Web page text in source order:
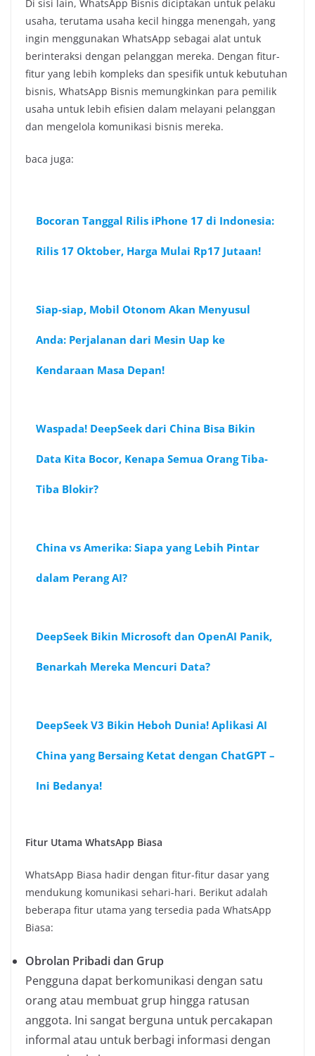
Di sisi lain, WhatsApp Bisnis diciptakan untuk pelaku
usaha, terutama usaha kecil hingga menengah, yang
ingin menggunakan WhatsApp sebagai alat untuk
berinteraksi dengan pelanggan mereka. Dengan fitur-
fitur yang lebih kompleks dan spesifik untuk kebutuhan
bisnis, WhatsApp Bisnis memungkinkan para pemilik
usaha untuk lebih efisien dalam melayani pelanggan
dan mengelola komunikasi bisnis mereka.
baca juga:
Bocoran Tanggal Rilis iPhone 17 di Indonesia:
Rilis 17 Oktober, Harga Mulai Rp17 Jutaan!
Siap-siap, Mobil Otonom Akan Menyusul
Anda: Perjalanan dari Mesin Uap ke
Kendaraan Masa Depan!
Waspada! DeepSeek dari China Bisa Bikin
Data Kita Bocor, Kenapa Semua Orang Tiba-
Tiba Blokir?
China vs Amerika: Siapa yang Lebih Pintar
dalam Perang AI?
DeepSeek Bikin Microsoft dan OpenAI Panik,
Benarkah Mereka Mencuri Data?
DeepSeek V3 Bikin Heboh Dunia! Aplikasi AI
China yang Bersaing Ketat dengan ChatGPT –
Ini Bedanya!
Fitur Utama WhatsApp Biasa
WhatsApp Biasa hadir dengan fitur-fitur dasar yang
mendukung komunikasi sehari-hari. Berikut adalah
beberapa fitur utama yang tersedia pada WhatsApp
Biasa:
Obrolan Pribadi dan Grup
Pengguna dapat berkomunikasi dengan satu
orang atau membuat grup hingga ratusan
anggota. Ini sangat berguna untuk percakapan
informal atau untuk berbagi informasi dengan